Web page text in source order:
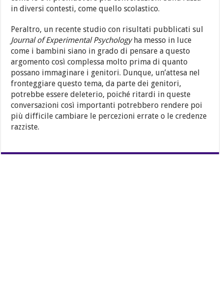
in diversi contesti, come quello scolastico.
Peraltro, un recente studio con risultati pubblicati sul
Journal of Experimental Psychologyha messo in luce
come i bambini siano in grado di pensare a questo
argomento così complessa molto prima di quanto
possano immaginare i genitori. Dunque, un’attesa nel
fronteggiare questo tema, da parte dei genitori,
potrebbe essere deleterio, poiché ritardi in queste
conversazioni così importanti potrebbero rendere poi
più difficile cambiare le percezioni errate o le credenze
razziste.